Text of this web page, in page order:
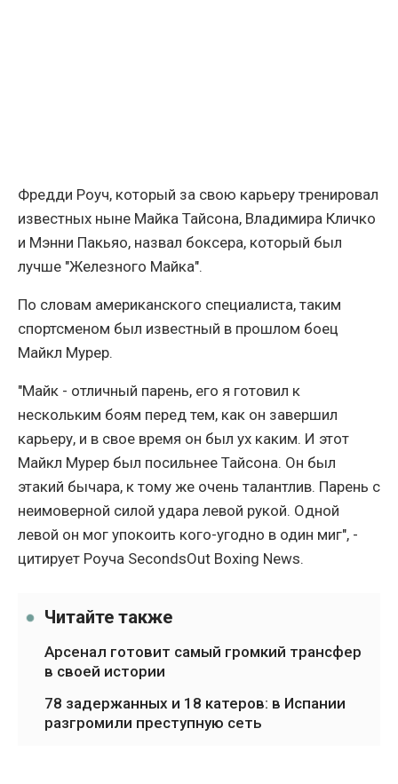
Фредди Роуч, который за свою карьеру тренировал
известных ныне Майка Тайсона, Владимира Кличко
и Мэнни Пакьяо, назвал боксера, который был
лучше "Железного Майка".
По словам американского специалиста, таким
спортсменом был известный в прошлом боец ​​
Майкл Мурер.
"Майк - отличный парень, его я готовил к
нескольким боям перед тем, как он завершил
карьеру, и в свое время он был ух каким. И этот
Майкл Мурер был посильнее Тайсона. Он был
этакий бычара, к тому же очень талантлив. Парень с
неимоверной силой удара левой рукой. Одной
левой он мог упокоить кого-угодно в один миг", -
цитирует Роуча SecondsOut Boxing News.
Читайте также
Арсенал готовит самый громкий трансфер
в своей истории
78 задержанных и 18 катеров: в Испании
разгромили преступную сеть